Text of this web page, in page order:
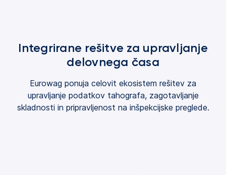
Integrirane rešitve za upravljanje
delovnega časa
Eurowag ponuja celovit ekosistem rešitev za
upravljanje podatkov tahografa, zagotavljanje
skladnosti in pripravljenost na inšpekcijske preglede.